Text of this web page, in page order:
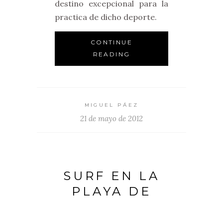
destino excepcional para la
practica de dicho deporte.
CONTINUE
READING
MIGUEL PÁEZ
21 de mayo de 2012
SURF EN LA
PLAYA DE